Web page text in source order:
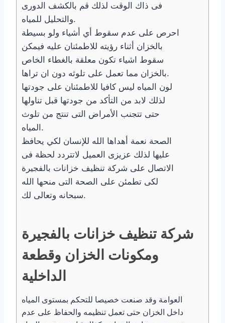
فى ذاك الوقت لذلك قم بالكشف الدورى
والتحليل للمياه.
احرص على عدم سقوط أي أشياء ولو بسيطة
بالخزان أثناء رؤيته للاطمئنان عليه فيمكن
سقوط اشياء تكون معلقة بالغطاء الخاص
بالخزان مما تعمل على تلوثه دون ان تراها.
لون المياه ليس كافيا للاطمئنان على جودتها
لذلك لابد من التأكد من جودتها قبل تناولها
حتى تتجنب الأمراض التى تنتج من تلوث
المياه.
الصحة نعمة أهداها الله للإنسان لكي يحافظ
عليها لذلك عزيزى العميل لاتتردد لحظة فى
الاتصال على شركة تنظيف خزانات بالفجيرة
لكى تطمئن على الصحة التى منحها الله
سبحانه وتعالى لك.
شركة تنظيف خزانات بالفجيرة
ومكونات الخزان وقطعة
الداخلية
العوامة وقد صنعت خصيصا للتحكم بمستوى المياه
داخل الخزان حتى تعمل تنظيمه والحفاظ على عدم